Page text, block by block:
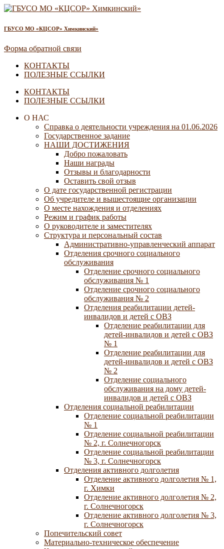
ГБУСО МО «КЦСОР» Химкинский»
Форма обратной связи
КОНТАКТЫ
ПОЛЕЗНЫЕ ССЫЛКИ
КОНТАКТЫ
ПОЛЕЗНЫЕ ССЫЛКИ
О НАС
Справка о деятельности учреждения на 01.06.2026
Государственное задание
НАШИ ДОСТИЖЕНИЯ
Добро пожаловать
Наши награды
Отзывы и благодарности
Оставить свой отзыв
О дате государственной регистрации
Об учредителе и вышестоящие организации
О месте нахождения и отделениях
Режим и график работы
О руководителе и заместителях
Структура и персональный состав
Административно-управленческий аппарат
Отделения срочного социального
обслуживания
Отделение срочного социального
обслуживания № 1
Отделение срочного социального
обслуживания № 2
Отделения реабилитации детей-
инвалидов и детей с ОВЗ
Отделение реабилитации для
детей-инвалидов и детей с ОВЗ
№ 1
Отделение реабилитации для
детей-инвалидов и детей с ОВЗ
№ 2
Отделение социального
обслуживания на дому детей-
инвалидов и детей с ОВЗ
Отделения социальной реабилитации
Отделение социальной реабилитации
№ 1
Отделение социальной реабилитации
№ 2, г. Солнечногорск
Отделение социальной реабилитации
№ 3, г. Солнечногорск
Отделения активного долголетия
Отделение активного долголетия № 1,
г. Химки
Отделение активного долголетия № 2,
г. Солнечногорск
Отделение активного долголетия № 3,
г. Солнечногорск
Попечительский совет
Материально-техническое обеспечение